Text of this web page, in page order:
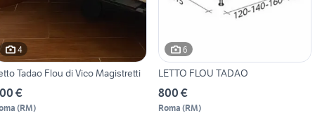
4
Tadao Flou di Vico Magistretti
€
(RM)
6
LETTO FLOU TADAO
800 €
Roma (RM)